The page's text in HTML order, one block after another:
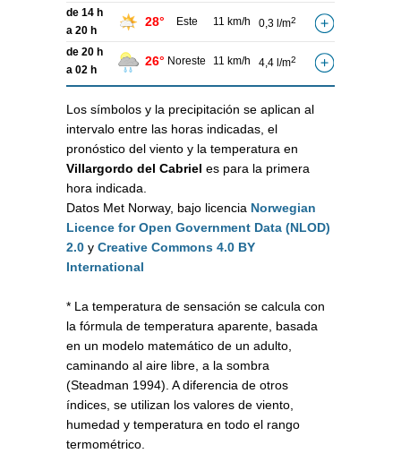
de 14 h
a 20 h
28° Este 11 km/h 0,3 l/m2
de 20 h
a 02 h
26° Noreste 11 km/h 4,4 l/m2
Los símbolos y la precipitación se aplican al
intervalo entre las horas indicadas, el
pronóstico del viento y la temperatura en
Villargordo del Cabriel es para la primera
hora indicada.
Datos Met Norway, bajo licencia Norwegian
Licence for Open Government Data (NLOD)
2.0 y Creative Commons 4.0 BY
International
* La temperatura de sensación se calcula con
la fórmula de temperatura aparente, basada
en un modelo matemático de un adulto,
caminando al aire libre, a la sombra
(Steadman 1994). A diferencia de otros
índices, se utilizan los valores de viento,
humedad y temperatura en todo el rango
termométrico.